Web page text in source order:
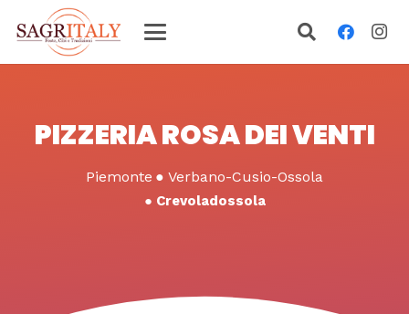
PIZZERIA ROSA DEI VENTI
Piemonte ● Verbano-Cusio-Ossola
● Crevoladossola